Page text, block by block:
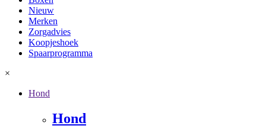
Nieuw
Merken
Zorgadvies
Koopjeshoek
Spaarprogramma
×
Hond
Hond